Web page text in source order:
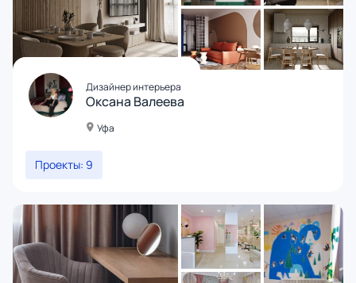
Дизайнер интерьера
Оксана Валеева
Уфа
Проекты: 9